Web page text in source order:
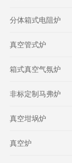
分体箱式电阻炉
真空管式炉
箱式真空气氛炉
非标定制马弗炉
真空坩埚炉
真空炉